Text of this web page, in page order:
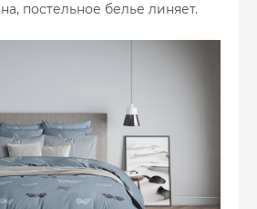
постельное белье линяет.